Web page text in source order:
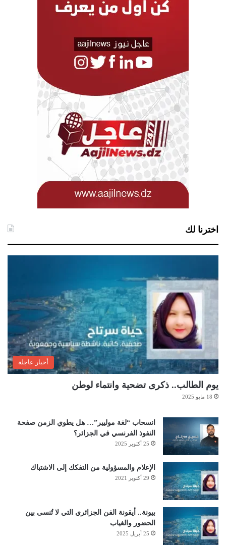
اخترنا لك
أخبار عاجلة
يوم الطالب.. ذكرى تضحية وانتماء لوطن
18 مايو 2025
انسحاب “لغة موليير”… هل يطوي الزمن صفحة
النفوذ الفرنسي في الجزائر؟
25 أكتوبر 2025
الإعلام والمسؤولية من التفكك إلى الاشتباك
29 أكتوبر 2021
بيونة.. أيقونة الفن الجزائري التي لا تُنسى بين
الحضور والغياب
25 أبريل 2025